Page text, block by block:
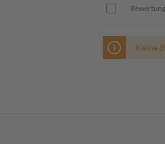
Keine